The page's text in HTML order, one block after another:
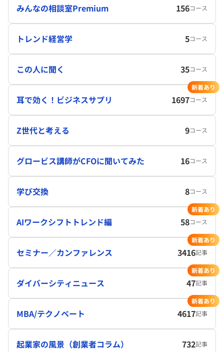
みんなの相談室Premium 156コース
トレンド経営学 5コース
この人に聞く 35コース
耳で効く！ビジネスサプリ 1697コース
新着あり
Z世代と考える 9コース
グロービス講師がCFOに聞いてみた 16コース
学び交換 8コース
AIワークシフトトレンド編 58コース
新着あり
セミナー／カンファレンス 3416記事
新着あり
ダイバーシティニュース 47記事
新着あり
MBA/テクノベート 4617記事
新着あり
起業家の風景（創業者コラム） 732記事